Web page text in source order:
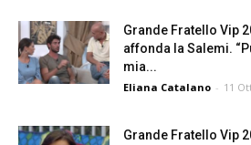
Grande Fratello Vip
affonda la Salemi.
mia...
Eliana Catalano - 11
Grande Fratello Vip